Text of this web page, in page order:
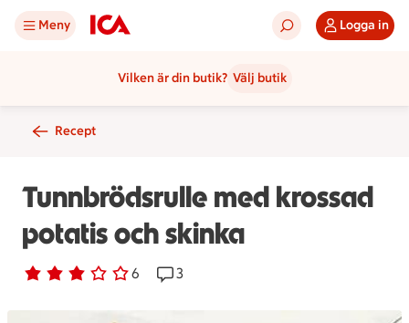
Meny Logga in
Vilken är din butik? Välj butik
Recept
Tunnbrödsrulle med krossad
potatis och skinka
Betyg 3 av 5. 6
6 personer har röstatReceptet har 3 kommentarer
3